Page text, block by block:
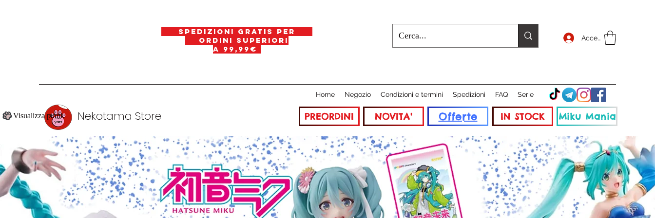
spedizioni gratis per
ordini superiori
a 99,99€
Accedi
Nekotama Store
Visualizza punti
Home Negozio Condizioni e termini Spedizioni FAQ Serie
PREORDINI NOVITA' Offerte IN STOCK Miku Mania